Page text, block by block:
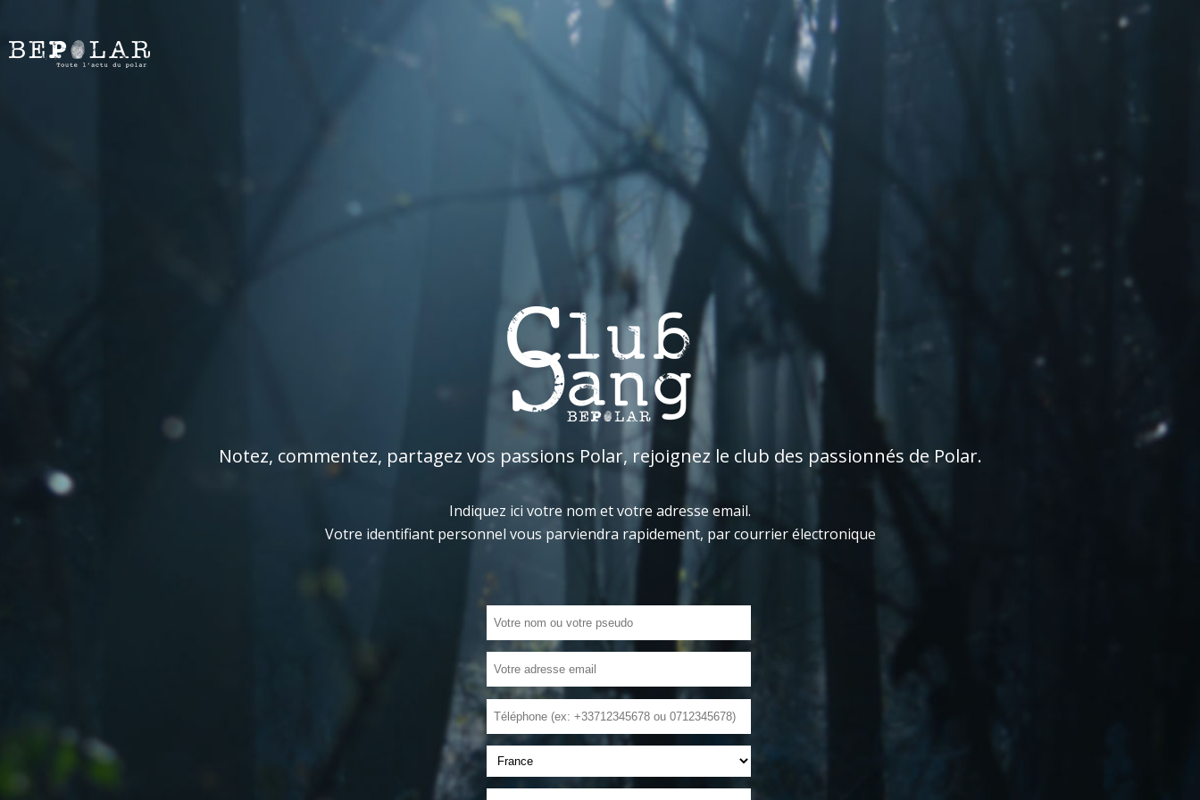
Notez, commentez, partagez vos passions Polar, rejoignez le club des passionnés de Polar.
Indiquez ici votre nom et votre adresse email.
Votre identifiant personnel vous parviendra rapidement, par courrier électronique